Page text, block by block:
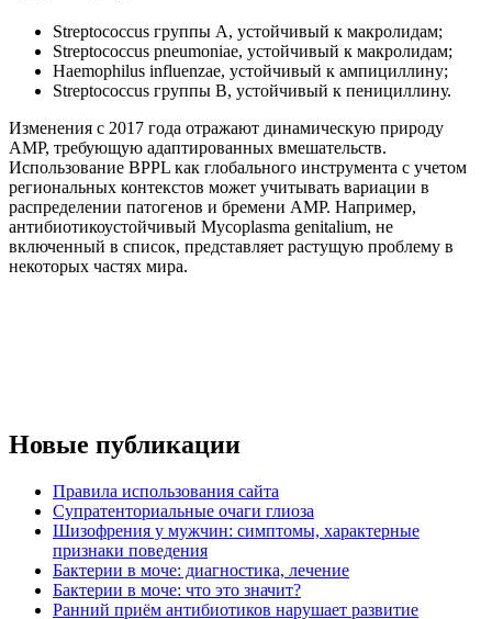
Streptococcus группы A, устойчивый к макролидам;
Streptococcus pneumoniae, устойчивый к макролидам;
Haemophilus influenzae, устойчивый к ампициллину;
Streptococcus группы B, устойчивый к пенициллину.
Изменения с 2017 года отражают динамическую природу
АМР, требующую адаптированных вмешательств.
Использование BPPL как глобального инструмента с учетом
региональных контекстов может учитывать вариации в
распределении патогенов и бремени АМР. Например,
антибиотикоустойчивый Mycoplasma genitalium, не
включенный в список, представляет растущую проблему в
некоторых частях мира.
Новые публикации
Правила использования сайта
Супратенториальные очаги глиоза
Шизофрения у мужчин: симптомы, характерные
признаки поведения
Бактерии в моче: диагностика, лечение
Бактерии в моче: что это значит?
Ранний приём антибиотиков нарушает развитие